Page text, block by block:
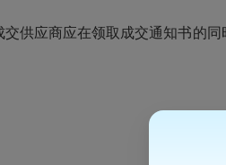
供应商应在领取成交通知书的